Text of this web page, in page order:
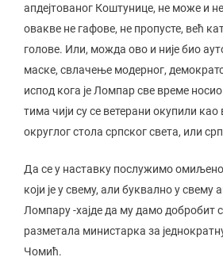
апдејтованог Коштунице, не може и
овакве не гафове, не пропусте, већ
голове. Или, можда ово и није био
маске, свлачење модерног,
испод кога је Ломпар све време
тима чији су се ветерани окупили као
округлог стола српског света, или
Да се у наставку послужимо
који је у свему, али буквално у свему
Ломпару -хајде да му дамо добробит
разметала министарка за
Чомић.